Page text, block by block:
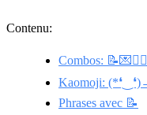
Contenu:
Combos: 📝💌❤️‍🔥
Kaomoji:
Phrases avec 📝